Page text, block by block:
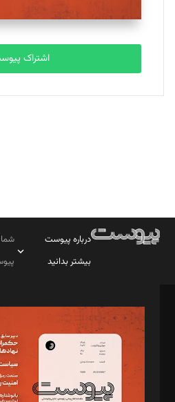
مصطفی مسجدی آرانی
تحریریه
بابک نقاش
تحریریه
اشتراک
درباره پیوست
بیشتر بدانید
مدیر مسئول: محمدباقر اثنی‌عشری
سردبیر: مهرک محمودی
دبیر تحریریه: میثم قاسمی
د‌بیر ناداستان: سمانه سمیع
د‌بیر خدمت و تجارت: ابوالفضل رجبی